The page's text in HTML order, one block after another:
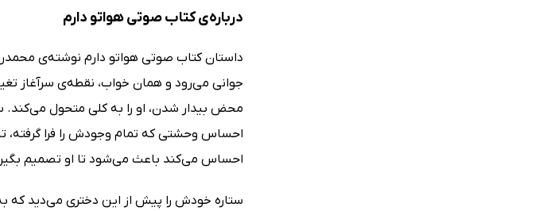
درباره‌ی کتاب صوتی هواتو دارم
داستان کتاب صوتی هواتو دارم نوشته‌ی
جوانی می‌رود و همان خواب، نقطه‌ی سرآغاز
محض بیدار شدن، او را به کلی متحول می‌کند.
احساس وحشتی که تمام وجودش را فرا گرفته،
احساس می‌کند باعث می‌شود تا او تصمیم
ستاره خودش را پیش از این دختری می‌دید که